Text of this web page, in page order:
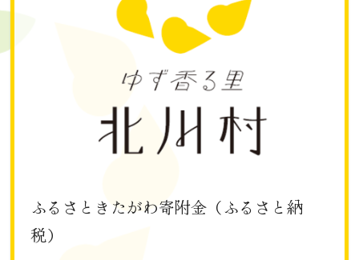
ふるさときたがわ寄附金（ふるさと納
税）